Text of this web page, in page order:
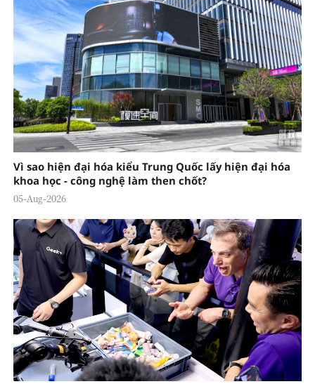
Vì sao hiện đại hóa kiểu Trung Quốc lấy hiện đại hóa
khoa học - công nghệ làm then chốt?
05-Aug-2026